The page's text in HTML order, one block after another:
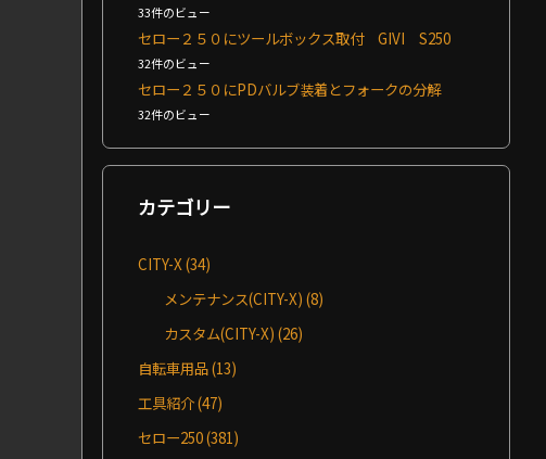
33件のビュー
セロー２５０にツールボックス取付 GIVI S250
32件のビュー
セロー２５０にPDバルブ装着とフォークの分解
32件のビュー
カテゴリー
CITY-X (34)
メンテナンス(CITY-X)(8)
カスタム(CITY-X)(26)
自転車用品(13)
工具紹介(47)
セロー250(381)